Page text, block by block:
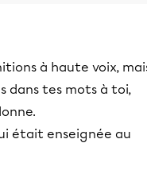
à haute voix,
dans tes mots à toi,
était enseignée au